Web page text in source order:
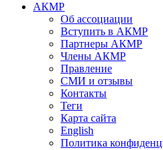
АКМР
Об ассоциации
Вступить в АКМР
Партнеры АКМР
Члены АКМР
Правление
СМИ и отзывы
Контакты
Теги
Карта сайта
English
Политика